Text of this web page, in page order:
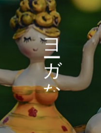
ヨ
ガ
な
こ
こ
ろ